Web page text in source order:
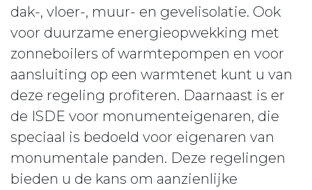
dak-, vloer-, muur- en gevelisolatie. Ook
voor duurzame energieopwekking met
zonneboilers of warmtepompen en voor
aansluiting op een warmtenet kunt u van
deze regeling profiteren. Daarnaast is er
de ISDE voor monumenteigenaren, die
speciaal is bedoeld voor eigenaren van
monumentale panden. Deze regelingen
bieden u de kans om aanzienlijke